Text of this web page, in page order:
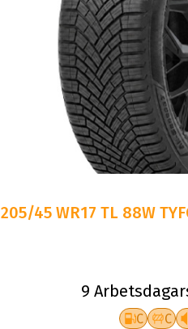
205/45 WR17 TL 88W
9
C C